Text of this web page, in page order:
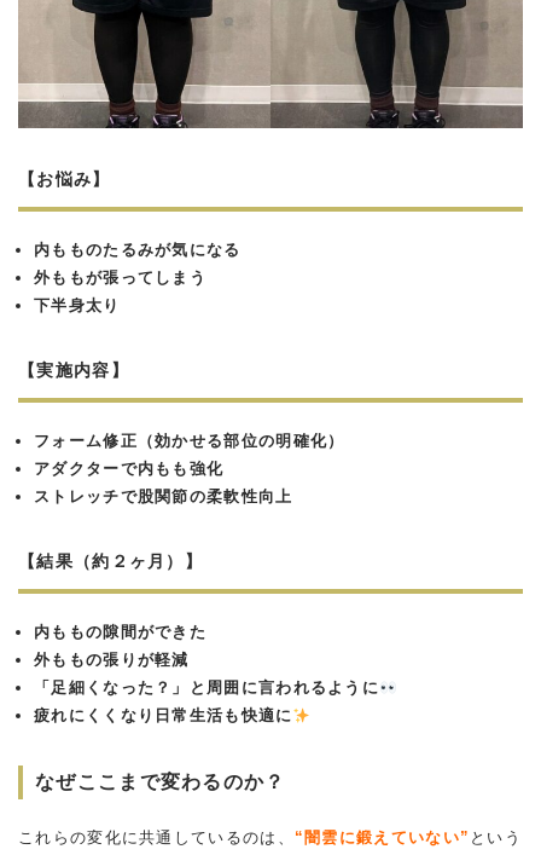
【お悩み】
内もものたるみが気になる
外ももが張ってしまう
下半身太り
【実施内容】
フォーム修正（効かせる部位の明確化）
アダクターで内もも強化
ストレッチで股関節の柔軟性向上
【結果（約２ヶ月）】
内ももの隙間ができた
外ももの張りが軽減
「足細くなった？」と周囲に言われるように
疲れにくくなり日常生活も快適に
なぜここまで変わるのか？
これらの変化に共通しているのは、 “闇雲に鍛えていない” という